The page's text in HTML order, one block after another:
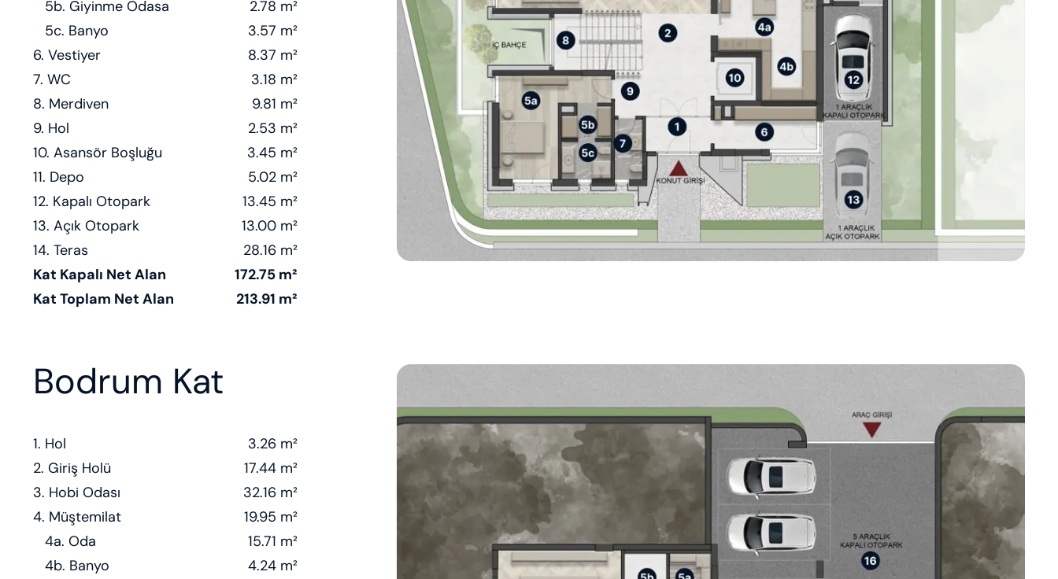
5b. Giyinme Odasa
2.78 m²
5c. Banyo
3.57 m²
6. Vestiyer
8.37 m²
7. WC
3.18 m²
8. Merdiven
9.81 m²
9. Hol
2.53 m²
10. Asansör Boşluğu
3.45 m²
11. Depo
5.02 m²
12. Kapalı Otopark
13.45 m²
13. Açık Otopark
13.00 m²
14. Teras
28.16 m²
Kat Kapalı Net Alan
172.75 m²
Kat Toplam Net Alan
213.91 m²
Bodrum Kat
1. Hol
3.26 m²
2. Giriş Holü
17.44 m²
3. Hobi Odası
32.16 m²
4. Müştemilat
19.95 m²
4a. Oda
15.71 m²
4b. Banyo
4.24 m²